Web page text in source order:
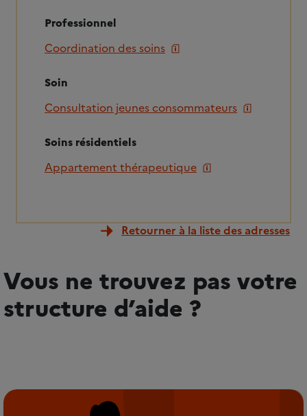
Professionnel
Coordination des soins
Soin
Consultation jeunes consommateurs
Soins résidentiels
Appartement thérapeutique
Retourner à la liste des adresses
Vous ne trouvez pas votre
structure d’aide ?